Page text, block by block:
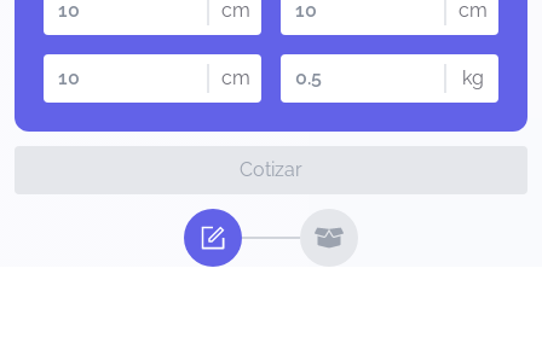
cm cm
cm kg
Cotizar